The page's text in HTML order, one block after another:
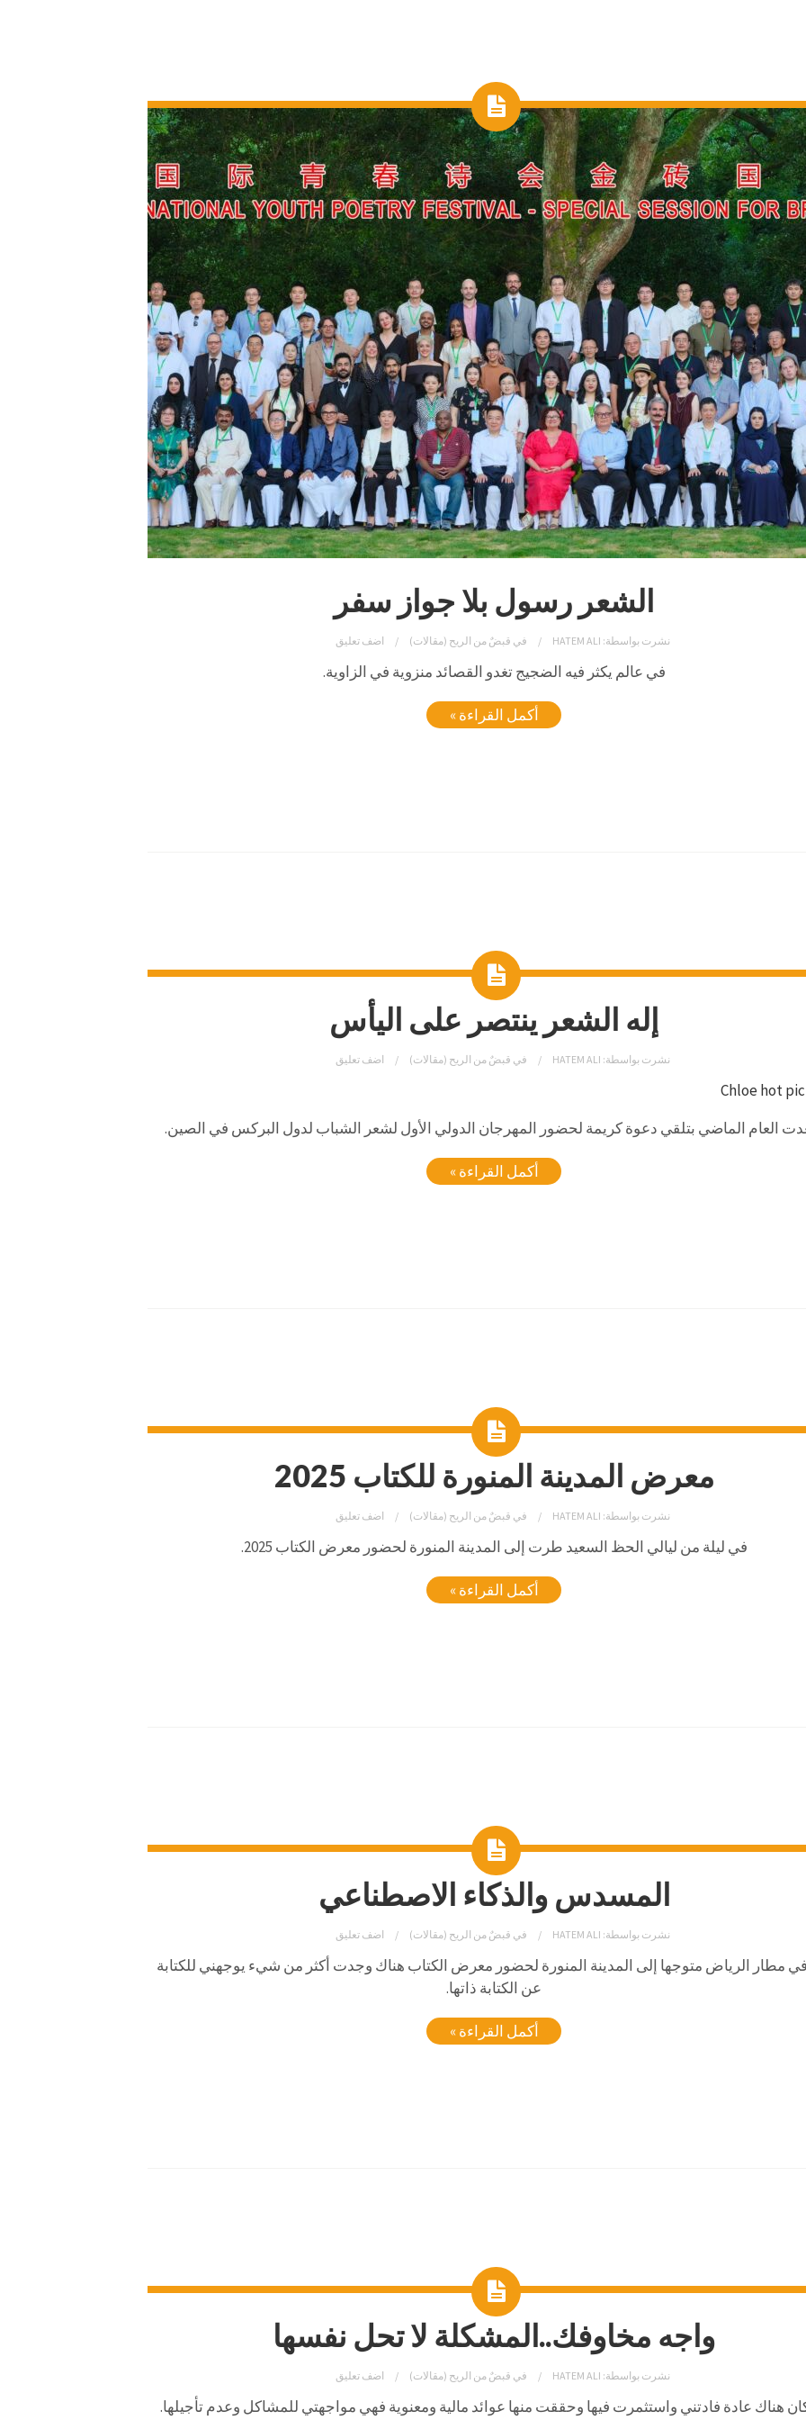
الشعر رسول بلا جواز سفر
نشرت بواسطة: HATEM ALI في قبضٌ من الريح (مقالات) اضف تعليق
في عالم يكثر فيه الضجيج تغدو القصائد منزوية في الزاوية.
أكمل القراءة »
إله الشعر ينتصر على اليأس
نشرت بواسطة: HATEM ALI في قبضٌ من الريح (مقالات) اضف تعليق
Chloe hot
العام الماضي بتلقي دعوة كريمة لحضور المهرجان الدولي الأول لشعر الشباب لدول البركس في الصين.
أكمل القراءة »
معرض المدينة المنورة للكتاب 2025
نشرت بواسطة: HATEM ALI في قبضٌ من الريح (مقالات) اضف تعليق
في ليلة من ليالي الحظ السعيد طرت إلى المدينة المنورة لحضور معرض الكتاب 2025.
أكمل القراءة »
المسدس والذكاء الاصطناعي
نشرت بواسطة: HATEM ALI في قبضٌ من الريح (مقالات) اضف تعليق
في مطار الرياض متوجها إلى المدينة المنورة لحضور معرض الكتاب هناك وجدت أكثر من شيء يوجهني للكتابة
عن الكتابة ذاتها.
أكمل القراءة »
واجه مخاوفك..المشكلة لا تحل نفسها
نشرت بواسطة: HATEM ALI في قبضٌ من الريح (مقالات) اضف تعليق
هناك عادة فادتني واستثمرت فيها وحققت منها عوائد مالية ومعنوية فهي مواجهتي للمشاكل وعدم تأجيلها.